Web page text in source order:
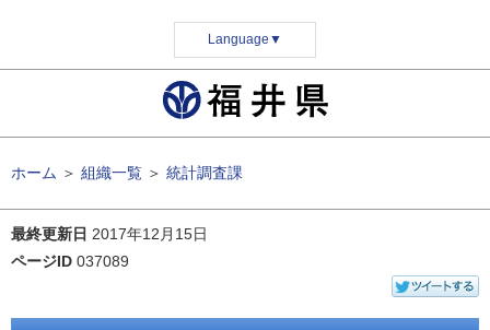
Language ▼
ホーム ＞ 組織一覧 ＞ 統計調査課
最終更新日 2017年12月15日
ページID 037089